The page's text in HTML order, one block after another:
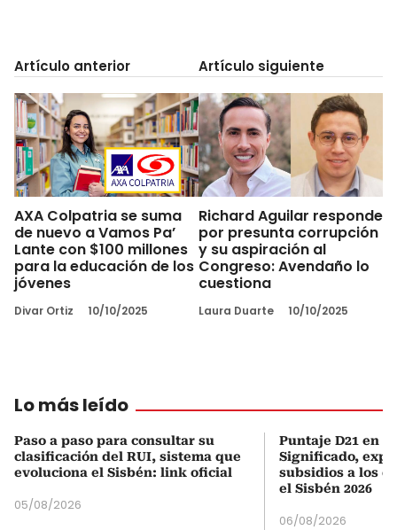
Artículo anterior
AXA Colpatria se suma
de nuevo a Vamos Pa’
Lante con $100 millones
para la educación de los
jóvenes
Divar Ortiz 10/10/2025
Artículo siguiente
Richard Aguilar responde
por presunta corrupción
y su aspiración al
Congreso: Avendaño lo
cuestiona
Laura Duarte 10/10/2025
Lo más leído
Paso a paso para consultar su
clasificación del RUI, sistema que
evoluciona el Sisbén: link oficial
05/08/2026
Puntaje D21 en
Significado,
subsidios a los
el Sisbén 2026
06/08/2026